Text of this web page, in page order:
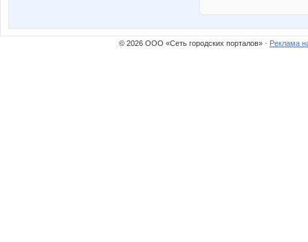
© 2026 ООО «Сеть городских порталов» · Реклама